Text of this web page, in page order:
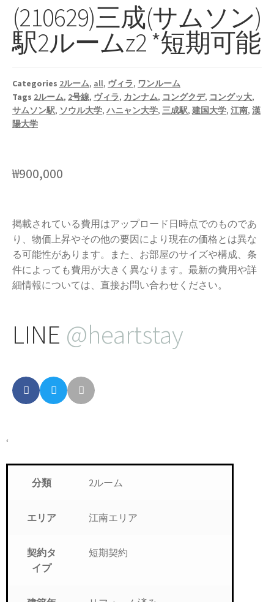
(210629)三成(サムソン)
駅2ルームz2 *短期可能
Categories 2ルーム, all, ヴィラ, ワンルーム
Tags 2ルーム, 2号線, ヴィラ, カンナム, コングクデ, コングッ大,
サムソン駅, ソウル大学, ハニャン大学, 三成駅, 建国大学, 江南, 漢
陽大学
₩900,000
掲載されている費用はアップロード日時点でのものであ
り、物価上昇やその他の要因により現在の価格とは異な
る可能性があります。また、お部屋のサイズや構成、条
件によっても費用が大きく異なります。最新の費用や詳
細情報については、直接お問い合わせください。
LINE @heartstay
‘
分類 2ルーム
エリア 江南エリア
契約タ
イプ
短期契約